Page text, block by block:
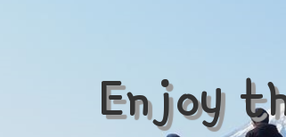
Enjoy